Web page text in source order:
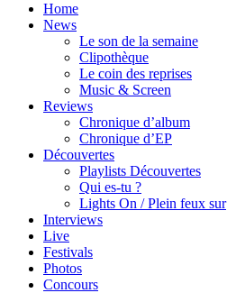
Home
News
Le son de la semaine
Clipothèque
Le coin des reprises
Music & Screen
Reviews
Chronique d’album
Chronique d’EP
Découvertes
Playlists Découvertes
Qui es-tu ?
Lights On / Plein feux sur
Interviews
Live
Festivals
Photos
Concours